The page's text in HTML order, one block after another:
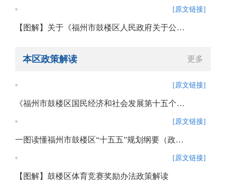
[原文链接]
【图解】关于《福州市鼓楼区人民政府关于公布<鼓楼区重餐饮禁设区域清单（第3批）>的通知》的政策解读
本区政策解读 更多
[原文链接]
《福州市鼓楼区国民经济和社会发展第十五个五年规划纲要》政策解读
[原文链接]
一图读懂福州市鼓楼区“十五五”规划纲要（政策解读）
[原文链接]
【图解】鼓楼区体育竞赛奖励办法政策解读